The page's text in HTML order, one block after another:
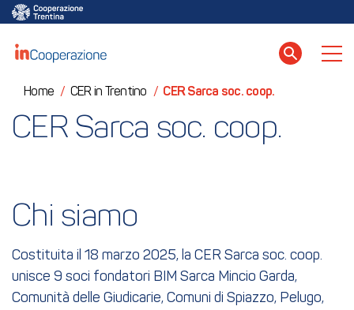
Home / CER in Trentino / CER Sarca soc. coop.
CER Sarca soc. coop.
Chi siamo
Costituita il 18 marzo 2025, la CER Sarca soc. coop.
unisce 9 soci fondatori BIM Sarca Mincio Garda,
Comunità delle Giudicarie, Comuni di Spiazzo, Pelugo,